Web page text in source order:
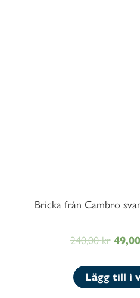
Bricka från Cambro
240,00kr Det
var:
49,00
Lägg till i